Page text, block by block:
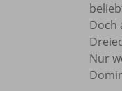
Doch
Nur